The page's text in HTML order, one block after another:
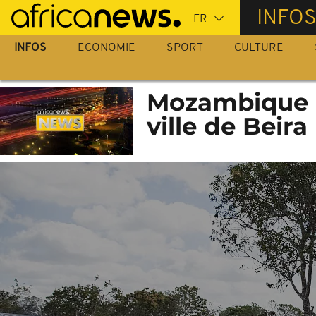
Passer
au
contenu
INFOS
INFOS ECONOMIE SPORT CULTURE
Mozambique
ville de Beira